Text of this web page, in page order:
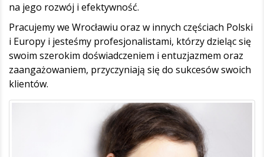
na jego rozwój i efektywność.
Pracujemy we Wrocławiu oraz w innych częściach Polski
i Europy i jesteśmy profesjonalistami, którzy dzieląc się
swoim szerokim doświadczeniem i entuzjazmem oraz
zaangażowaniem, przyczyniają się do sukcesów swoich
klientów.